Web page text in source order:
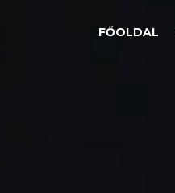
FŐOLDAL